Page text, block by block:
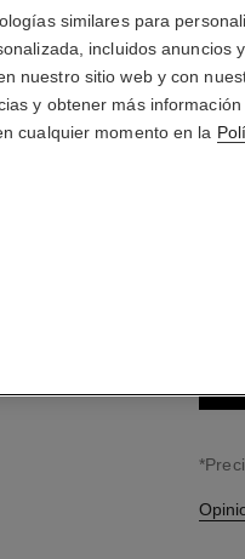
La
Más
Ref.
↩
similares para
incluidos anuncios y
nuestro sitio web y con
y obtener más
cualquier momento en la